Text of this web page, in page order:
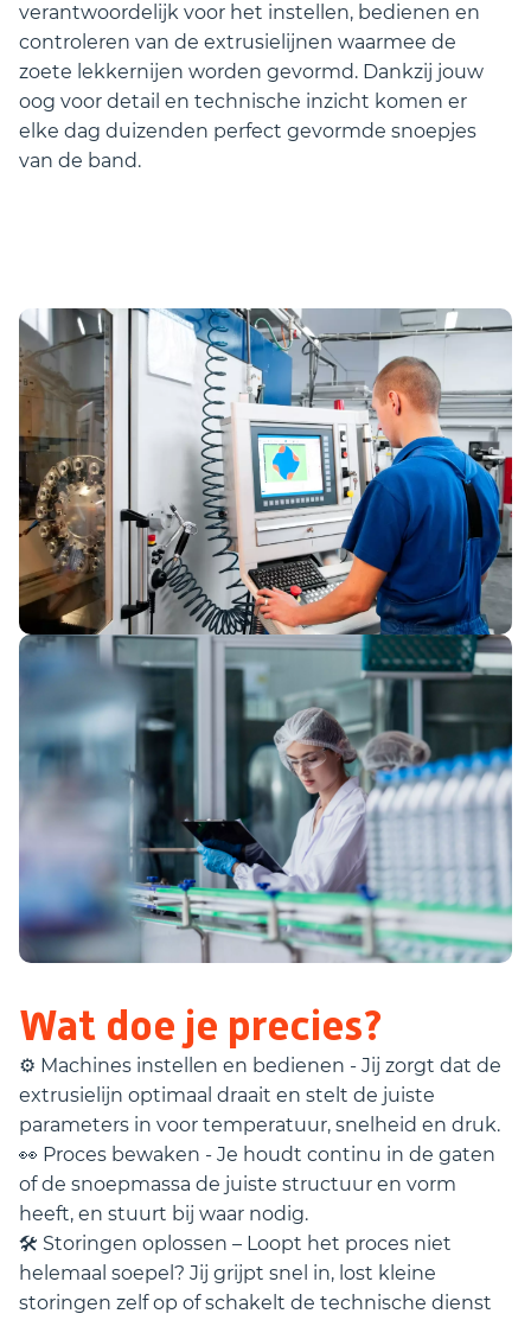
verantwoordelijk voor het instellen, bedienen en
controleren van de extrusielijnen waarmee de
zoete lekkernijen worden gevormd. Dankzij jouw
oog voor detail en technische inzicht komen er
elke dag duizenden perfect gevormde snoepjes
van de band.
Wat doe je precies?
⚙️ Machines instellen en bedienen - Jij zorgt dat de
extrusielijn optimaal draait en stelt de juiste
parameters in voor temperatuur, snelheid en druk.
👀 Proces bewaken - Je houdt continu in de gaten
of de snoepmassa de juiste structuur en vorm
heeft, en stuurt bij waar nodig.
🛠️ Storingen oplossen – Loopt het proces niet
helemaal soepel? Jij grijpt snel in, lost kleine
storingen zelf op of schakelt de technische dienst